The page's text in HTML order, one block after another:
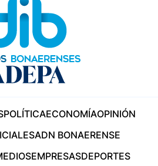
POLÍTICAECONOMÍAOPINIÓN
ADN BONAERENSE
EMPRESASDEPORTES